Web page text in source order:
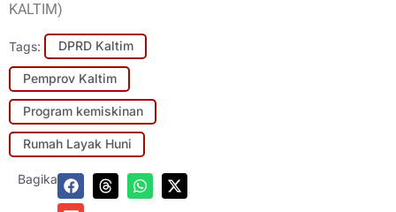
KALTIM)
Tags: DPRD Kaltim
Pemprov Kaltim
Program kemiskinan
Rumah Layak Huni
Bagikan: